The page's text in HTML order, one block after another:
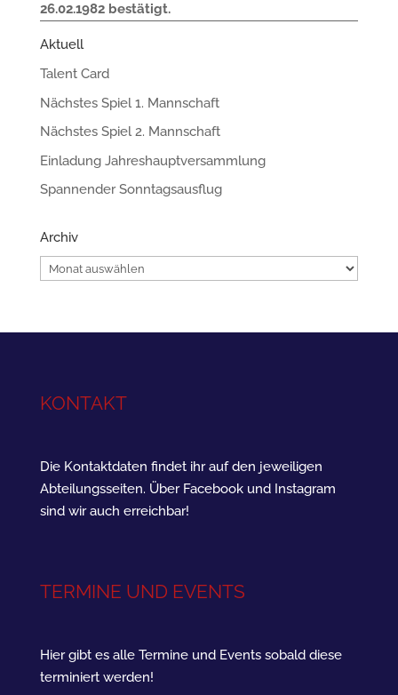
26.02.1982 bestätigt.
Aktuell
Talent Card
Nächstes Spiel 1. Mannschaft
Nächstes Spiel 2. Mannschaft
Einladung Jahreshauptversammlung
Spannender Sonntagsausflug
Archiv
Archiv
KONTAKT
Die Kontaktdaten findet ihr auf den jeweiligen
Abteilungsseiten. Über Facebook und Instagram
sind wir auch erreichbar!
TERMINE UND EVENTS
Hier gibt es alle Termine und Events sobald diese
terminiert werden!